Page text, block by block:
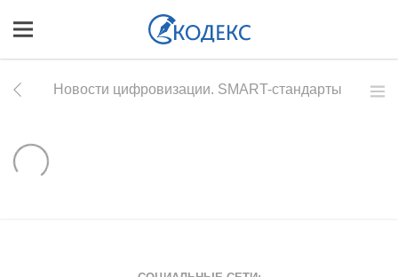
Новости цифровизации. SMART-стандарты